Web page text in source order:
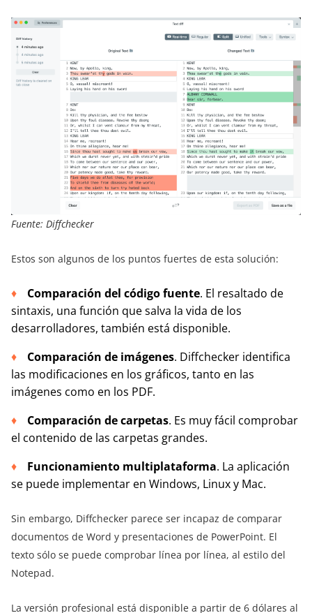
Fuente: Diffchecker
Estos son algunos de los puntos fuertes de esta solución:
Comparación del código fuente. El resaltado de
sintaxis, una función que salva la vida de los
desarrolladores, también está disponible.
Comparación de imágenes. Diffchecker identifica
las modificaciones en los gráficos, tanto en las
imágenes como en los PDF.
Comparación de carpetas. Es muy fácil comprobar
el contenido de las carpetas grandes.
Funcionamiento multiplataforma. La aplicación
se puede implementar en Windows, Linux y Mac.
Sin embargo, Diffchecker parece ser incapaz de comparar
documentos de Word y presentaciones de PowerPoint. El
texto sólo se puede comprobar línea por línea, al estilo del
Notepad.
La versión profesional está disponible a partir de 6 dólares al